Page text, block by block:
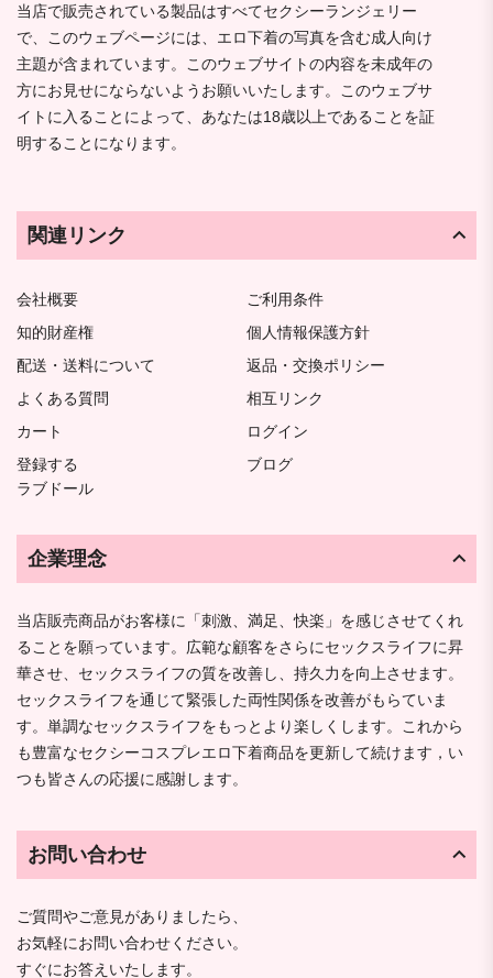
当店で販売されている製品はすべてセクシーランジェリー
で、このウェブページには、エロ下着の写真を含む成人向け
主題が含まれています。このウェブサイトの内容を未成年の
方にお見せにならないようお願いいたします。このウェブサ
イトに入ることによって、あなたは18歳以上であることを証
明することになります。
関連リンク
会社概要
ご利用条件
知的財産権
個人情報保護方針
配送・送料について
返品・交換ポリシー
よくある質問
相互リンク
カート
ログイン
登録する
ブログ
ラブドール
企業理念
当店販売商品がお客様に「刺激、満足、快楽」を感じさせてくれ
ることを願っています。広範な顧客をさらにセックスライフに昇
華させ、セックスライフの質を改善し、持久力を向上させます。
セックスライフを通じて緊張した両性関係を改善がもらていま
す。単調なセックスライフをもっとより楽しくします。これから
も豊富なセクシーコスプレエロ下着商品を更新して続けます，い
つも皆さんの応援に感謝します。
お問い合わせ
ご質問やご意見がありましたら、
お気軽にお問い合わせください。
すぐにお答えいたします。